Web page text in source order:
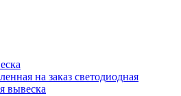
на заказ светодиодная
вывеска